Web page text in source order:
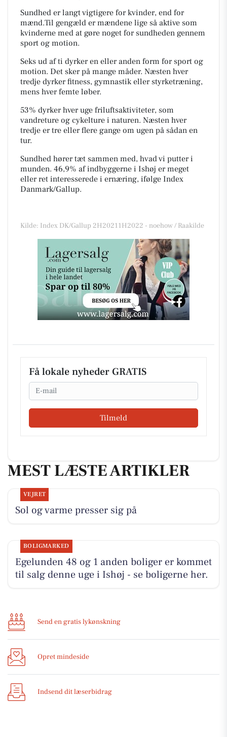
Sundhed er langt vigtigere for kvinder, end for
mænd.Til gengæld er mændene lige så aktive som
kvinderne med at gøre noget for sundheden gennem
sport og motion.
Seks ud af ti dyrker en eller anden form for sport og
motion. Det sker på mange måder. Næsten hver
tredje dyrker fitness, gymnastik eller styrketræning,
mens hver femte løber.
53% dyrker hver uge friluftsaktiviteter, som
vandreture og cykelture i naturen. Næsten hver
tredje er tre eller flere gange om ugen på sådan en
tur.
Sundhed hører tæt sammen med, hvad vi putter i
munden. 46,9% af indbyggerne i Ishøj er meget
eller ret interesserede i ernæring, ifølge Index
Danmark/Gallup.
Kilde: Index DK/Gallup 2H20211H2022 - noehow / Raakilde
Få lokale nyheder GRATIS
Email
Tilmeld
MEST LÆSTE ARTIKLER
VEJRET
Sol og varme presser sig på
BOLIGMARKED
Egelunden 48 og 1 anden boliger er kommet
til salg denne uge i Ishøj - se boligerne her.
Send en gratis lykønskning
Opret mindeside
Indsend dit læserbidrag